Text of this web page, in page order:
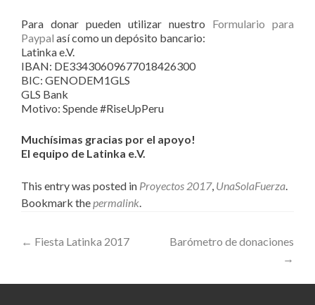
Para donar pueden utilizar nuestro Formulario para
Paypal así como un depósito bancario:
Latinka e.V.
IBAN: DE33430609677018426300
BIC: GENODEM1GLS
GLS Bank
Motivo: Spende #RiseUpPeru
Muchísimas gracias por el apoyo!
El equipo de Latinka e.V.
This entry was posted in Proyectos 2017, UnaSolaFuerza.
Bookmark thepermalink.
Post
← Fiesta Latinka 2017
Barómetro de donaciones
→